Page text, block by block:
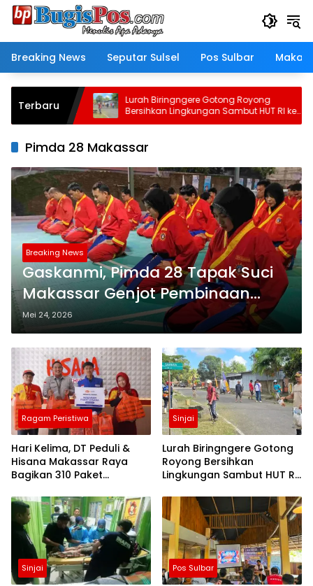
Langsung
Breaking News
Seputar Sulsel Pos Sulbar
Terbaru
Makassar
untuk
Lurah Biringngere Gotong Royong
Bersihkan Lingkungan Sambut HUT RI ke-
81
Pimda 28 Makassar
Breaking News
Gaskanmi, Pimda 28 Tapak Suci
Makassar Genjot Pembinaan
Berbasis Kurikulum Nasional
Mei 24, 2026
Ragam Peristiwa
Hari Kelima, DT Peduli &
Hisana Makassar Raya
Bagikan 310 Paket
Kebakaran Tallo
Sinjai
Lurah Biringngere Gotong
Royong Bersihkan
Lingkungan Sambut HUT RI
Sinjai Pos Sulbar